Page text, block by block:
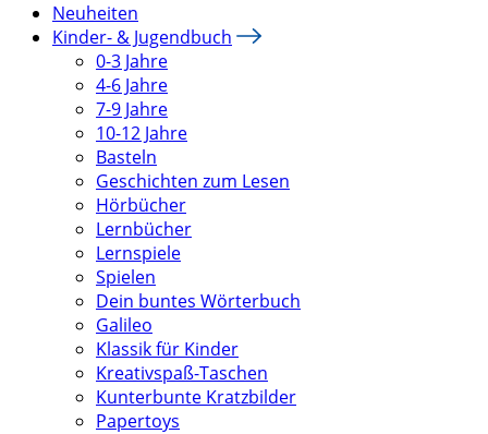
Neuheiten
Kinder- & Jugendbuch
0-3 Jahre
4-6 Jahre
7-9 Jahre
10-12 Jahre
Basteln
Geschichten zum Lesen
Hörbücher
Lernbücher
Lernspiele
Spielen
Dein buntes Wörterbuch
Galileo
Klassik für Kinder
Kreativspaß-Taschen
Kunterbunte Kratzbilder
Papertoys